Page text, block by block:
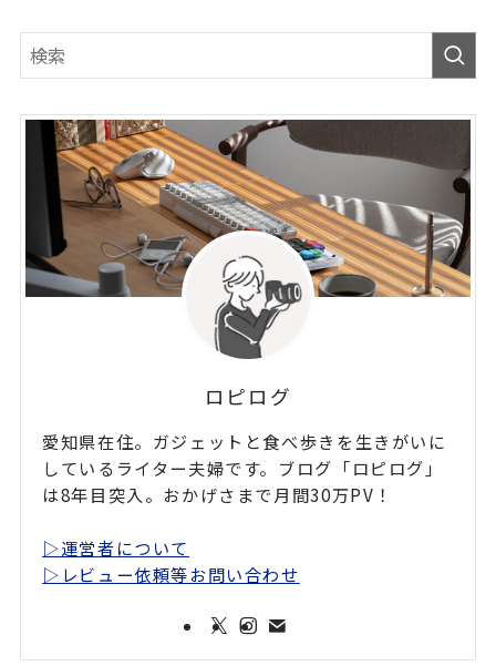
ロピログ
愛知県在住。ガジェットと食べ歩きを生きがいに
しているライター夫婦です。ブログ「ロピログ」
は8年目突入。おかげさまで月間30万PV！
▷運営者について
▷レビュー依頼等お問い合わせ